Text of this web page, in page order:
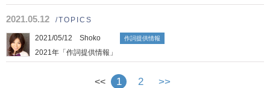
2021.05.12 /TOPICS
2021/05/12 Shoko 作詞提供情報
2021年「作詞提供情報」
<< 1 2 >>